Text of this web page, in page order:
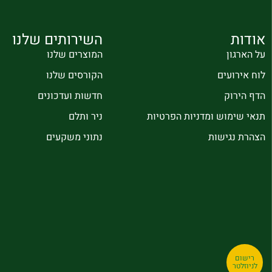
אודות
על הארגון
לוח אירועים
הדף הירוק
תנאי שימוש ומדניות הפרטיות
הצהרת נגישות
השירותים שלנו
המוצרים שלנו
הקורסים שלנו
חדשות ועדכונים
ניר ותלם
נתוני משקעים
רישום
לניוזלטר